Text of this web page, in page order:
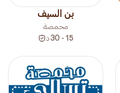
بن السيف
محمصة
15 - 30
د